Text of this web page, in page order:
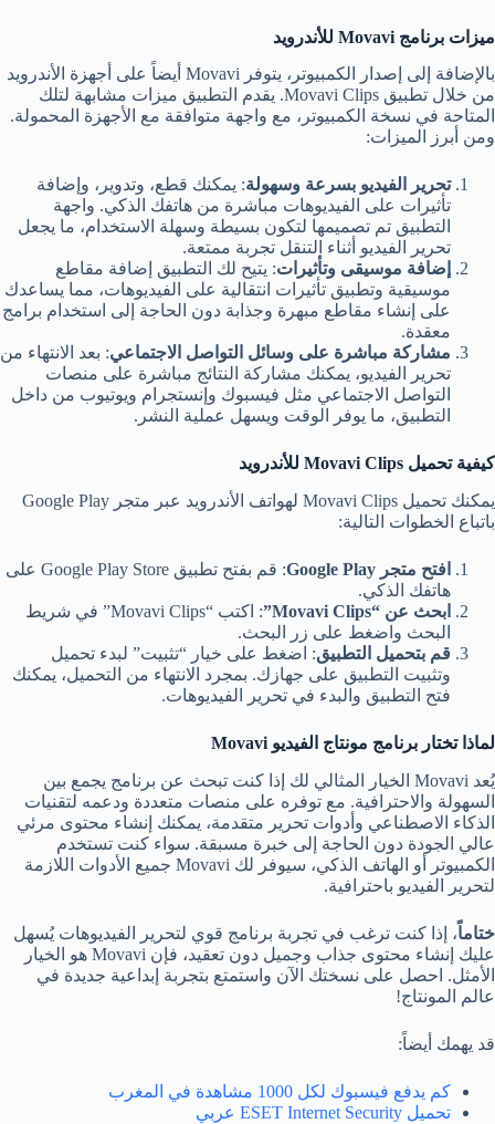
ميزات برنامج
للأندرويد
بالإضافة إلى إصدار الكمبيوتر، يتوفر Movavi أيضاً على أجهزة الأندرويد
من خلال تطبيق Movavi Clips. يقدم التطبيق ميزات مشابهة لتلك
المتاحة في نسخة الكمبيوتر، مع واجهة متوافقة مع الأجهزة المحمولة.
ومن أبرز الميزات:
تحرير الفيديو بسرعة وسهولة: يمكنك قطع، وتدوير، وإضافة
تأثيرات على الفيديوهات مباشرة من هاتفك الذكي. واجهة
التطبيق تم تصميمها لتكون بسيطة وسهلة الاستخدام، ما يجعل
تحرير الفيديو أثناء التنقل تجربة ممتعة.
إضافة موسيقى وتأثيرات: يتيح لك التطبيق إضافة مقاطع
موسيقية وتطبيق تأثيرات انتقالية على الفيديوهات، مما يساعدك
على إنشاء مقاطع مبهرة وجذابة دون الحاجة إلى استخدام برامج
معقدة.
مشاركة مباشرة على وسائل التواصل الاجتماعي: بعد الانتهاء من
تحرير الفيديو، يمكنك مشاركة النتائج مباشرة على منصات
التواصل الاجتماعي مثل فيسبوك وإنستجرام ويوتيوب من داخل
التطبيق، ما يوفر الوقت ويسهل عملية النشر.
كيفية تحميل
للأندرويد
يمكنك تحميل Movavi Clips لهواتف الأندرويد عبر متجر Google Play
باتباع الخطوات التالية:
افتح متجر
: قم بفتح تطبيق Google Play Store على
هاتفك الذكي.
ابحث عن “Movavi Clips”
: اكتب “Movavi Clips” في شريط
البحث واضغط على زر البحث.
قم بتحميل التطبيق: اضغط على خيار “تثبيت” لبدء تحميل
وتثبيت التطبيق على جهازك. بمجرد الانتهاء من التحميل، يمكنك
فتح التطبيق والبدء في تحرير الفيديوهات.
لماذا تختار برنامج مونتاج الفيديو Movavi
يُعد Movavi الخيار المثالي لك إذا كنت تبحث عن برنامج يجمع بين
السهولة والاحترافية. مع توفره على منصات متعددة ودعمه لتقنيات
الذكاء الاصطناعي وأدوات تحرير متقدمة، يمكنك إنشاء محتوى مرئي
عالي الجودة دون الحاجة إلى خبرة مسبقة. سواء كنت تستخدم
الكمبيوتر أو الهاتف الذكي، سيوفر لك Movavi جميع الأدوات اللازمة
لتحرير الفيديو باحترافية.
ختاماً، إذا كنت ترغب في تجربة برنامج قوي لتحرير الفيديوهات يُسهل
عليك إنشاء محتوى جذاب وجميل دون تعقيد، فإن Movavi هو الخيار
الأمثل. احصل على نسختك الآن واستمتع بتجربة إبداعية جديدة في
عالم المونتاج!
قد يهمك أيضاً:
كم يدفع فيسبوك لكل 1000 مشاهدة في المغرب
تحميل ESET Internet Security عربي